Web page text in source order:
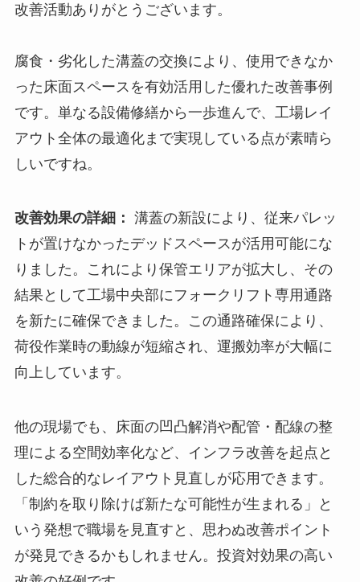
改善活動ありがとうございます。
腐食・劣化した溝蓋の交換により、使用できなか
った床面スペースを有効活用した優れた改善事例
です。単なる設備修繕から一歩進んで、工場レイ
アウト全体の最適化まで実現している点が素晴ら
しいですね。
改善効果の詳細： 溝蓋の新設により、従来パレッ
トが置けなかったデッドスペースが活用可能にな
りました。これにより保管エリアが拡大し、その
結果として工場中央部にフォークリフト専用通路
を新たに確保できました。この通路確保により、
荷役作業時の動線が短縮され、運搬効率が大幅に
向上しています。
他の現場でも、床面の凹凸解消や配管・配線の整
理による空間効率化など、インフラ改善を起点と
した総合的なレイアウト見直しが応用できます。
「制約を取り除けば新たな可能性が生まれる」と
いう発想で職場を見直すと、思わぬ改善ポイント
が発見できるかもしれません。投資対効果の高い